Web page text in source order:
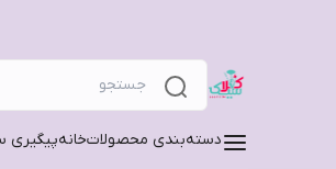
دسته‌بندی محصولاتخانهپیگیری